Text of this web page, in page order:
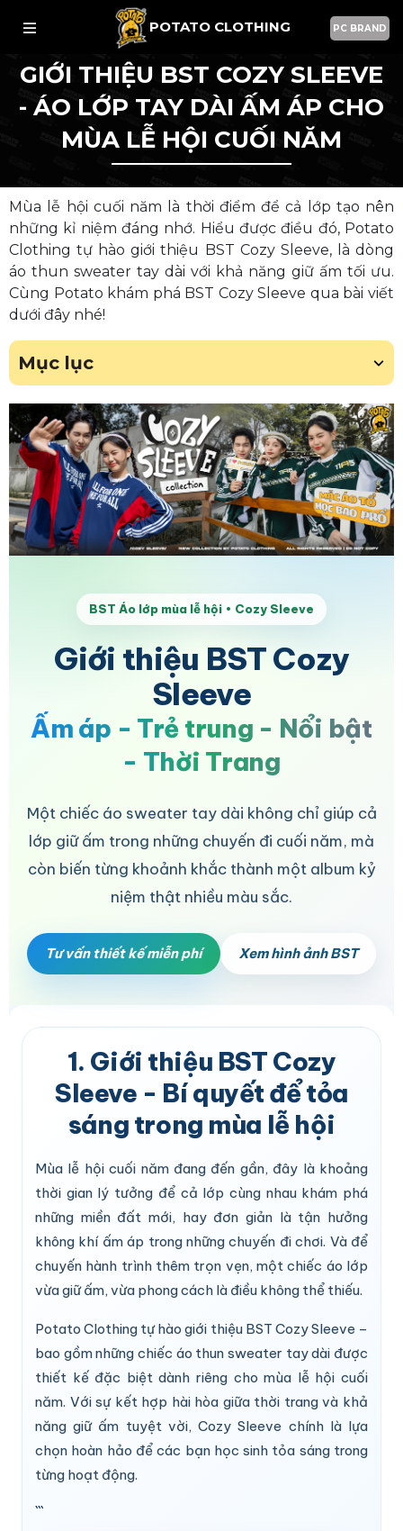
POTATO CLOTHING PC BRAND
GIỚI THIỆU BST COZY SLEEVE
- ÁO LỚP TAY DÀI ẤM ÁP CHO
MÙA LỄ HỘI CUỐI NĂM
Mùa lễ hội cuối năm là thời điểm để cả lớp tạo nên
những kỉ niệm đáng nhớ. Hiểu được điều đó, Potato
Clothing tự hào giới thiệu BST Cozy Sleeve, là dòng
áo thun sweater tay dài với khả năng giữ ấm tối ưu.
Cùng Potato khám phá BST Cozy Sleeve qua bài viết
dưới đây nhé!
Mục lục
BST Áo lớp mùa lễ hội • Cozy Sleeve
Giới thiệu BST Cozy
Sleeve
Ấm áp - Trẻ trung - Nổi bật
- Thời Trang
Một chiếc áo sweater tay dài không chỉ giúp cả
lớp giữ ấm trong những chuyến đi cuối năm, mà
còn biến từng khoảnh khắc thành một album kỷ
niệm thật nhiều màu sắc.
Tư vấn thiết kế miễn phí Xem hình ảnh BST
1. Giới thiệu BST Cozy
Sleeve - Bí quyết để tỏa
sáng trong mùa lễ hội
Mùa lễ hội cuối năm đang đến gần, đây là khoảng
thời gian lý tưởng để cả lớp cùng nhau khám phá
những miền đất mới, hay đơn giản là tận hưởng
không khí ấm áp trong những chuyến đi chơi. Và để
chuyến hành trình thêm trọn vẹn, một chiếc áo lớp
vừa giữ ấm, vừa phong cách là điều không thể thiếu.
Potato Clothing tự hào giới thiệu BST Cozy Sleeve –
bao gồm những chiếc áo thun sweater tay dài được
thiết kế đặc biệt dành riêng cho mùa lễ hội cuối
năm. Với sự kết hợp hài hòa giữa thời trang và khả
năng giữ ấm tuyệt vời, Cozy Sleeve chính là lựa
chọn hoàn hảo để các bạn học sinh tỏa sáng trong
từng hoạt động.
```